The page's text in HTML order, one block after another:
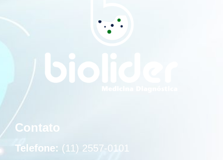
Contato
Telefone: (11) 2557-0101